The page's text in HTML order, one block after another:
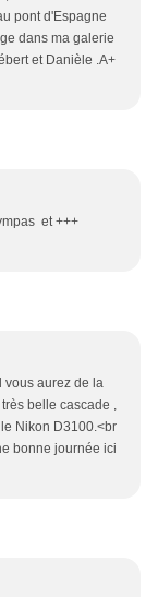
pont d'Espagne
dans ma galerie
et Danièle .A+
et +++
vous aurez de la
belle cascade ,
Nikon D3100.<br
bonne journée ici